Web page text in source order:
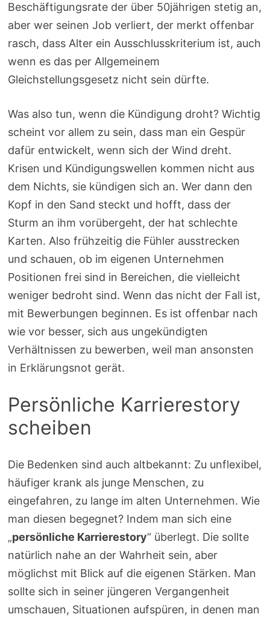
Beschäftigungsrate der über 50jährigen stetig an,
aber wer seinen Job verliert, der merkt offenbar
rasch, dass Alter ein Ausschlusskriterium ist, auch
wenn es das per Allgemeinem
Gleichstellungsgesetz nicht sein dürfte.
Was also tun, wenn die Kündigung droht? Wichtig
scheint vor allem zu sein, dass man ein Gespür
dafür entwickelt, wenn sich der Wind dreht.
Krisen und Kündigungswellen kommen nicht aus
dem Nichts, sie kündigen sich an. Wer dann den
Kopf in den Sand steckt und hofft, dass der
Sturm an ihm vorübergeht, der hat schlechte
Karten. Also frühzeitig die Fühler ausstrecken
und schauen, ob im eigenen Unternehmen
Positionen frei sind in Bereichen, die vielleicht
weniger bedroht sind. Wenn das nicht der Fall ist,
mit Bewerbungen beginnen. Es ist offenbar nach
wie vor besser, sich aus ungekündigten
Verhältnissen zu bewerben, weil man ansonsten
in Erklärungsnot gerät.
Persönliche Karrierestory
scheiben
Die Bedenken sind auch altbekannt: Zu unflexibel,
häufiger krank als junge Menschen, zu
eingefahren, zu lange im alten Unternehmen. Wie
man diesen begegnet? Indem man sich eine
„persönliche Karrierestory“ überlegt. Die sollte
natürlich nahe an der Wahrheit sein, aber
möglichst mit Blick auf die eigenen Stärken. Man
sollte sich in seiner jüngeren Vergangenheit
umschauen, Situationen aufspüren, in denen man